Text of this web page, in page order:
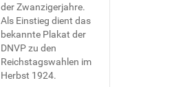
der Zwanzigerjahre.
Als Einstieg dient das
bekannte Plakat der
DNVP zu den
Reichstagswahlen im
Herbst 1924.